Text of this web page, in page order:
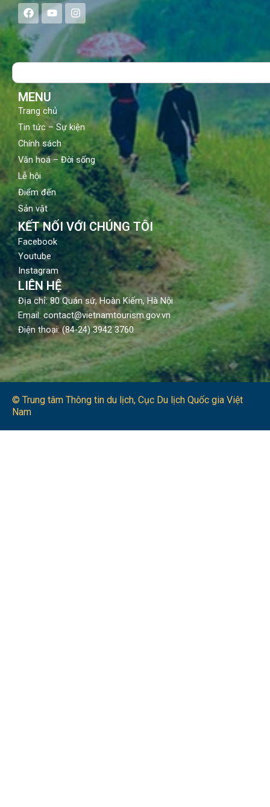
F
a
c
e
b
o
Y
o
u
t
u
b
I
n
s
a
g
Search
MENU
Trang chủ
Tin tức – Sự kiện
Chính sách
Văn hoá – Đời sống
Lễ hội
Điểm đến
Sản vật
KẾT NỐI VỚI CHÚNG TÔI
Facebook
Youtube
Instagram
LIÊN HỆ
Địa chỉ: 80 Quán sứ, Hoàn Kiếm, Hà Nội
Email: contact@vietnamtourism.gov.vn
Điện thoại: (84-24) 3942 3760
© Trung tâm Thông tin du lịch​, Cục Du lịch Quốc gia Việt
Nam